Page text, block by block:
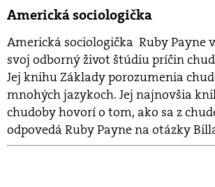
Americká sociologička
Americká sociologička Ruby Payne
svoj odborný život štúdiu príčin
Jej knihu Základy porozumenia
mnohých jazykoch. Jej najnovšia
chudoby hovorí o tom, ako sa z
odpovedá Ruby Payne na otázky